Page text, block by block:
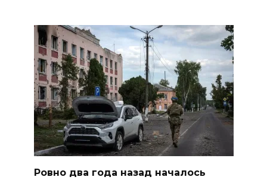
Ровно два года назад началось